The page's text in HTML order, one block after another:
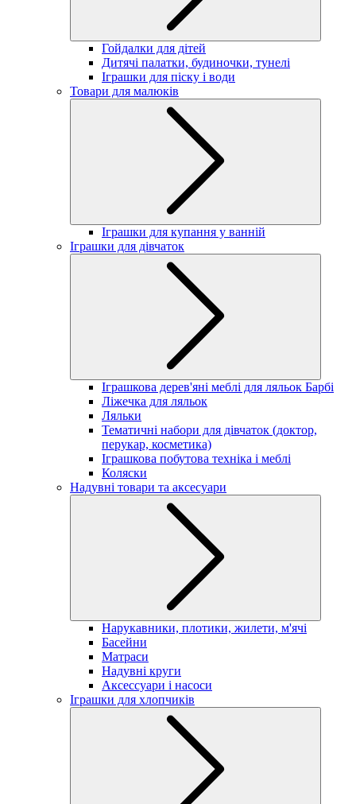
Гойдалки для дітей
Дитячі палатки, будиночки, тунелі
Іграшки для піску і води
Товари для малюків
Іграшки для купання у ванній
Іграшки для дівчаток
Іграшкова дерев'яні меблі для ляльок Барбі
Ліжечка для ляльок
Ляльки
Тематичні набори для дівчаток (доктор,
перукар, косметика)
Іграшкова побутова техніка і меблі
Коляски
Надувні товари та аксесуари
Нарукавники, плотики, жилети, м'ячі
Басейни
Матраси
Надувні круги
Аксессуари і насоси
Іграшки для хлопчиків